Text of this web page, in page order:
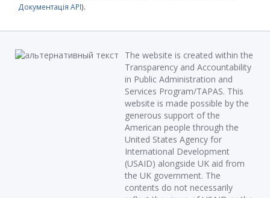
Документація API).
The website is created within the
Transparency and Accountability
in Public Administration and
Services Program/TAPAS. This
website is made possible by the
generous support of the
American people through the
United States Agency for
International Development
(USAID) alongside UK aid from
the UK government. The
contents do not necessarily